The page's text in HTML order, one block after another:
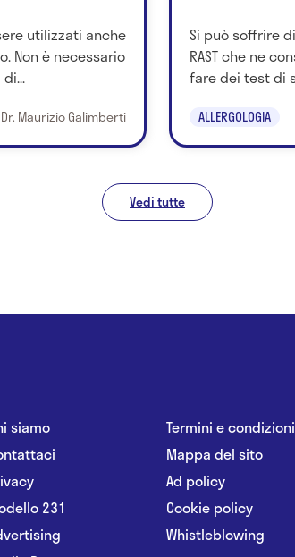
utilizzati anche
Non è necessario
Dr. Maurizio Galimberti
Si può soffrire
RAST che ne
fare dei test di
ALLERGOLOGIA
Vedi tutte
siamo
231
Termini e condizioni
Mappa del sito
Ad policy
Cookie policy
Whistleblowing